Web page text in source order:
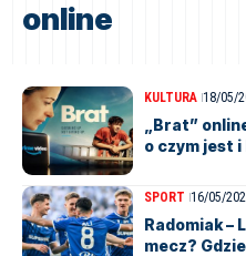
online
KULTURA 18/05/
„Brat”
o czym jest
SPORT 16/05/
Radomiak –
mecz?